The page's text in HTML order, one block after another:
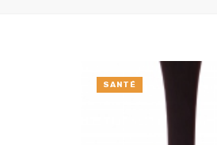
SANTÉ